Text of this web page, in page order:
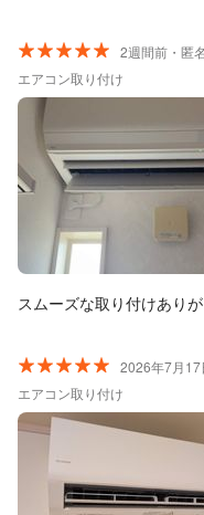
2週間前・匿
エアコン取り付け
スムーズな取り付けあり
2026年7月17
エアコン取り付け